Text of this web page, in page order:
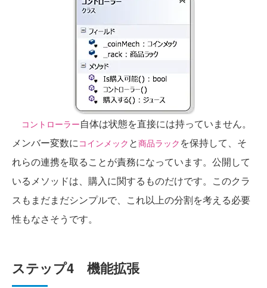
コントローラー自体は状態を直接には持っていません。
メンバー変数にコインメック と商品ラック を保持して、そ
れらの連携を取ることが責務になっています。公開して
いるメソッドは、購入に関するものだけです。このクラ
スもまだまだシンプルで、これ以上の分割を考える必要
性もなさそうです。
ステップ4 機能拡張